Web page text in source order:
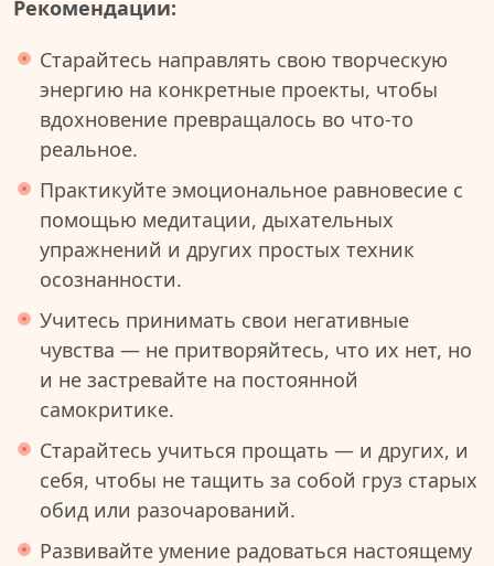
Рекомендации:
Старайтесь направлять свою творческую
энергию на конкретные проекты, чтобы
вдохновение превращалось во что-то
реальное.
Практикуйте эмоциональное равновесие с
помощью медитации, дыхательных
упражнений и других простых техник
осознанности.
Учитесь принимать свои негативные
чувства — не притворяйтесь, что их нет, но
и не застревайте на постоянной
самокритике.
Старайтесь учиться прощать — и других, и
себя, чтобы не тащить за собой груз старых
обид или разочарований.
Развивайте умение радоваться настоящему